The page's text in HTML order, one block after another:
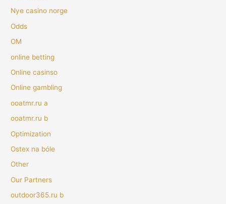
Nye casino norge
Odds
OM
online betting
Online casinso
Online gambling
ooatmr.ru a
ooatmr.ru b
Optimization
Ostex na bóle
Other
Our Partners
outdoor365.ru b